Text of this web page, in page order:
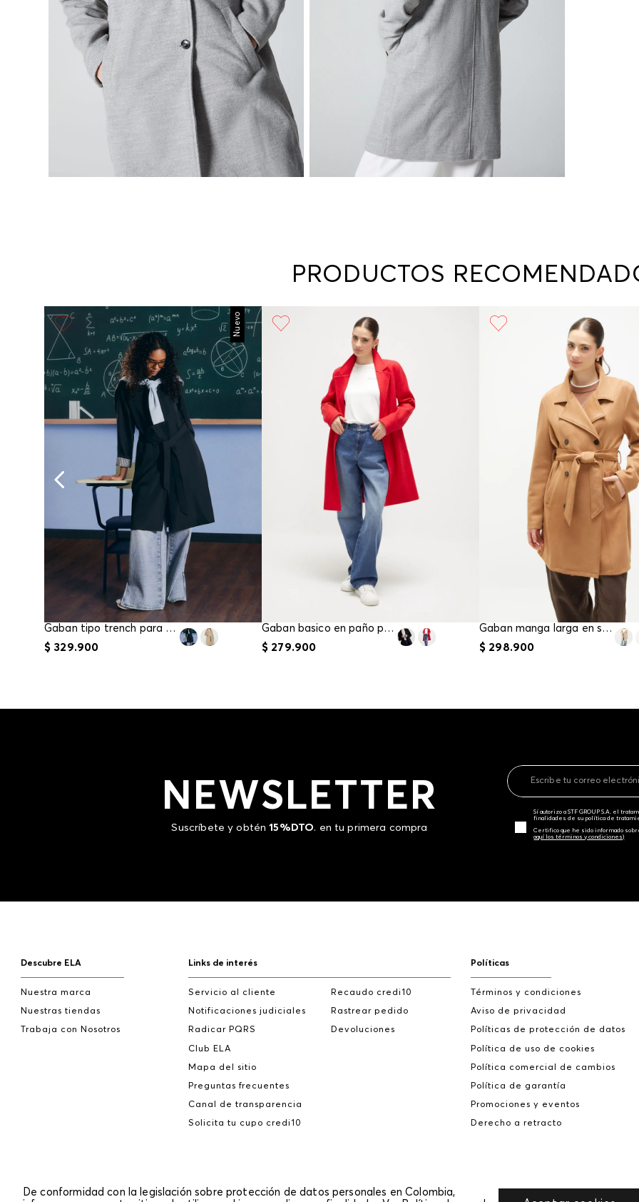
PRODUCTOS
Nuevo
Gaban tipo trench para mujer
$ 329.900
Gaban basico en paño para mujer
$ 279.900
Gaban manga larga en suede para mujer
$ 298.900
NEWSLETTER
Suscríbete y obtén15%DTO. en tu primera compra
Sí autorizo a STF GROUP S.A. el
finalidades de su política de
Certifico que he sido informado
aquí los términos y condiciones)
Descubre ELA
Nuestra marca
Nuestras tiendas
Trabaja con Nosotros
Links de interés
Servicio al cliente
Notificaciones judiciales
Radicar PQRS
Club ELA
Mapa del sitio
Preguntas frecuentes
Canal de transparencia
Solicita tu cupo credi10
Recaudo credi10
Rastrear pedido
Devoluciones
Políticas
Términos y condiciones
Aviso de privacidad
Políticas de protección de datos
Política de uso de cookies
Política comercial de cambios
Política de garantía
Promociones y eventos
Derecho a retracto
De conformidad con la legislación sobre protección de datos personales en Colombia,